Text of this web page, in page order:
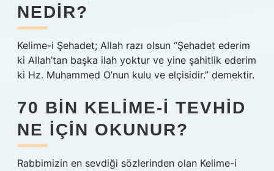
NEDIR?
Kelime-i Şehadet; Allah razı olsun “Şehadet ederim
ki Allah’tan başka ilah yoktur ve yine şahitlik ederim
ki Hz. Muhammed O’nun kulu ve elçisidir.” demektir.
70 BIN KELIME-I TEVHID
NE IÇIN OKUNUR?
Rabbimizin en sevdiği sözlerinden olan Kelime-i